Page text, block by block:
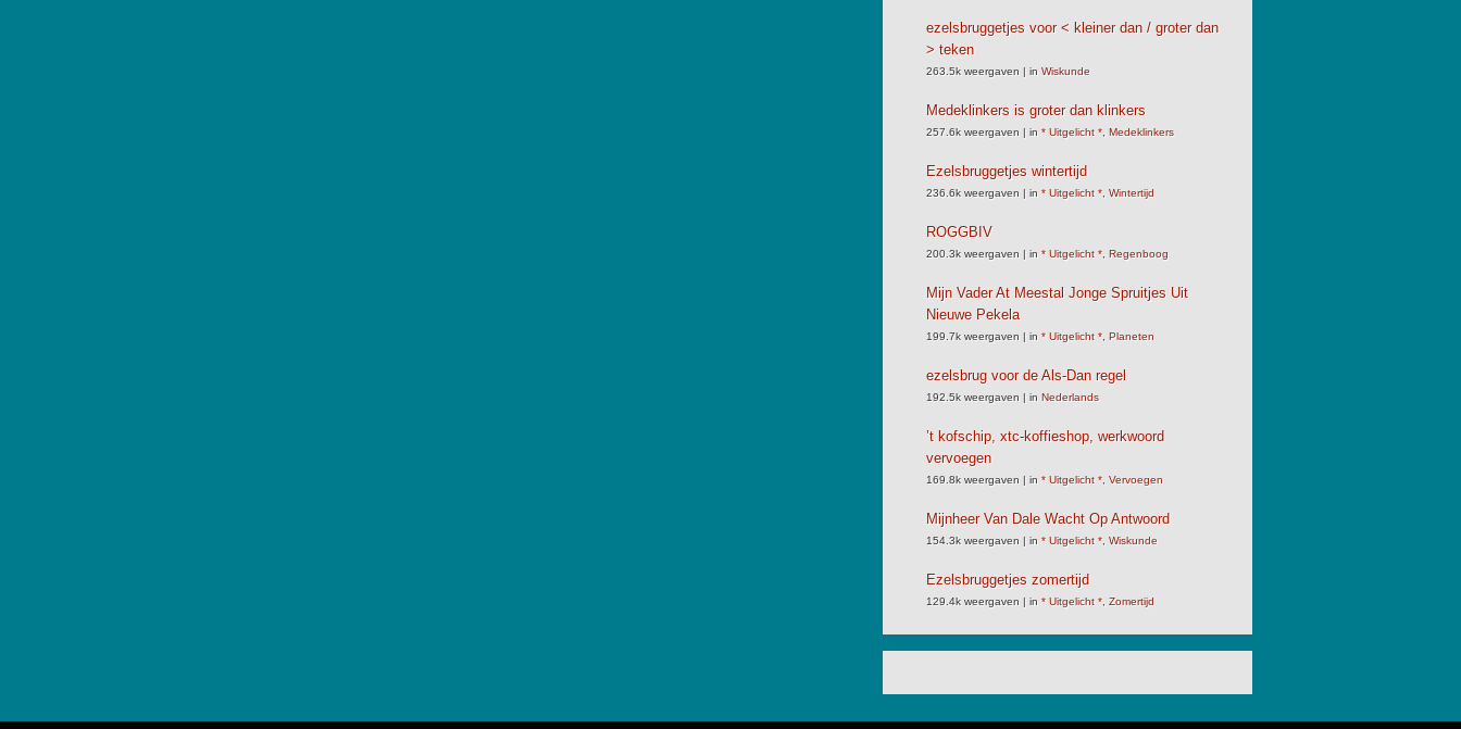
ezelsbruggetjes voor < kleiner dan / groter dan
> teken
263.5k weergaven | in Wiskunde
Medeklinkers is groter dan klinkers
257.6k weergaven | in * Uitgelicht *, Medeklinkers
Ezelsbruggetjes wintertijd
236.6k weergaven | in * Uitgelicht *, Wintertijd
ROGGBIV
200.3k weergaven | in * Uitgelicht *, Regenboog
Mijn Vader At Meestal Jonge Spruitjes Uit
Nieuwe Pekela
199.7k weergaven | in * Uitgelicht *, Planeten
ezelsbrug voor de Als-Dan regel
192.5k weergaven | in Nederlands
’t kofschip, xtc-koffieshop, werkwoord
vervoegen
169.8k weergaven | in * Uitgelicht *, Vervoegen
Mijnheer Van Dale Wacht Op Antwoord
154.3k weergaven | in * Uitgelicht *, Wiskunde
Ezelsbruggetjes zomertijd
129.4k weergaven | in * Uitgelicht *, Zomertijd